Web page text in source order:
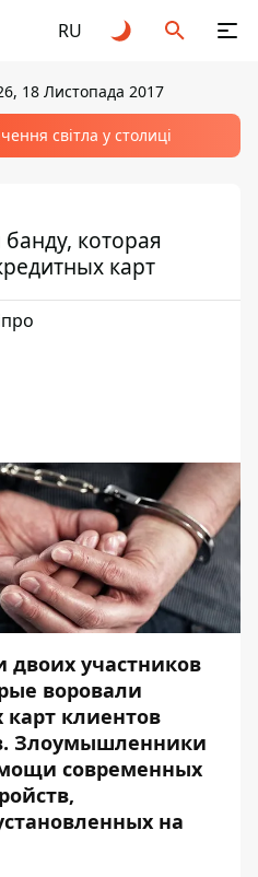
RU
18 Листопада 2017
світла у столиці
которая
карт
участников
воровали
клиентов
Злоумышленники
современных
на